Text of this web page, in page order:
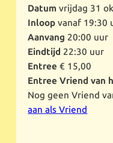
Datum vrijdag 31
Inloop vanaf 19:30
Aanvang 20:00 uur
Eindtijd 22:30 uur
Entree € 15,00
Entree Vriend van
Nog geen Vriend
aan als Vriend